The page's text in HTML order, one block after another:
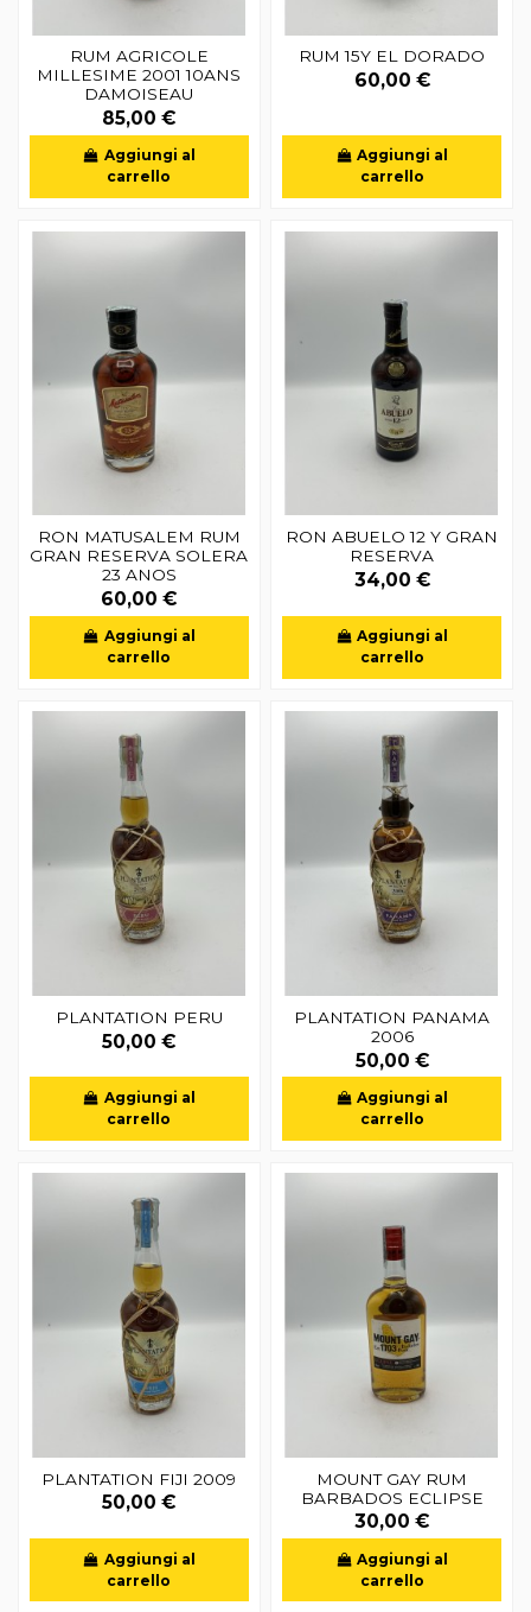
RUM AGRICOLE
MILLESIME 2001 10ANS
DAMOISEAU
85,00 €
Aggiungi al
carrello
RUM 15Y EL DORADO
60,00 €
Aggiungi al
carrello
RON MATUSALEM RUM
GRAN RESERVA SOLERA
23 ANOS
60,00 €
Aggiungi al
carrello
RON ABUELO 12 Y GRAN
RESERVA
34,00 €
Aggiungi al
carrello
PLANTATION PERU
50,00 €
Aggiungi al
carrello
PLANTATION PANAMA
2006
50,00 €
Aggiungi al
carrello
PLANTATION FIJI 2009
50,00 €
Aggiungi al
carrello
MOUNT GAY RUM
BARBADOS ECLIPSE
30,00 €
Aggiungi al
carrello